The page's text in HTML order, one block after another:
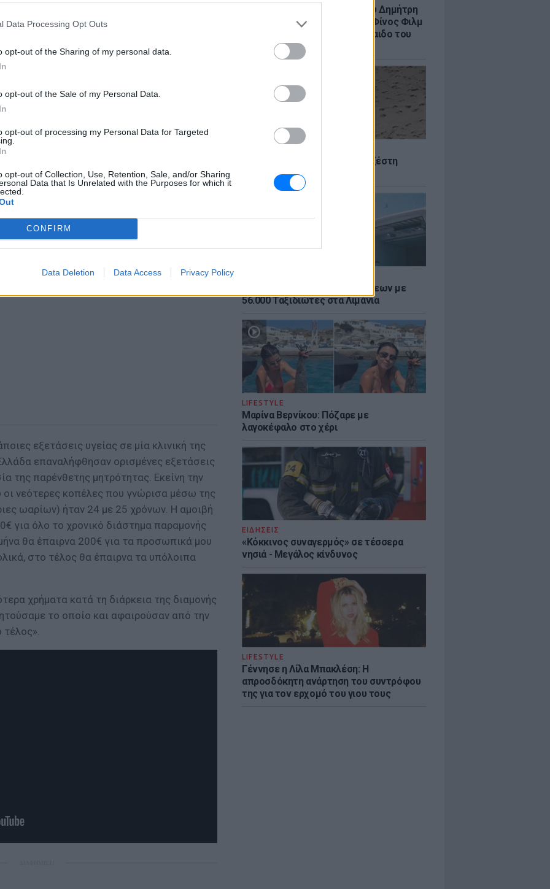
Data Processing Opt Outs
opt-out of the Sharing of my personal data.
opt-out of the Sale of my Personal Data.
opt-out of processing my Personal Data for Targeted
opt-out of Collection, Use, Retention, Sale, and/or Sharing
Data that Is Unrelated with the Purposes for which it
CONFIRM
Data Deletion Data Access Privacy Policy
22 χρόνια από τον θάνατο του Δημήτρη
Παπαμιχαήλ: Η ανάρτηση της Φίνος Φιλμ
για το «γοητευτικό λεβεντόπαιδο του
ελληνικού σινεμά»
Καιρός: Πού θα «χτυπήσει» η ζέστη
Αύγουστος: Ρεκόρ Αναχωρήσεων με
56.000 Ταξιδιώτες στα Λιμάνια
LIFESTYLE
Μαρίνα Βερνίκου: Πόζαρε με
λαγοκέφαλο στο χέρι
ΕΙΔΗΣΕΙΣ
«Κόκκινος συναγερμός» σε τέσσερα
νησιά - Μεγάλος κίνδυνος
LIFESTYLE
Γέννησε η Λίλα Μπακλέση: Η
απροσδόκητη ανάρτηση του συντρόφου
της για τον ερχομό του γιου τους
τον τρόπο λειτουργίας της κλινικής
μητέρες αλλά και δότριες ωαρίων,
το 2021 όταν πήρε την απόφαση για
μητέρα:
τη Γεωργία, μέσω ίντερνετ. Εκείνη, με
των Χανίων. Ύστερα από αρκετή σκέψη,
με την κλινική να αναλαμβάνει τα έξοδα
εξετάσεις υγείας σε μία κλινική της
επαναλήφθησαν ορισμένες εξετάσεις
της παρένθετης μητρότητας. Εκείνη την
νεότερες κοπέλες που γνώρισα μέσω της
ωαρίων) ήταν 24 με 25 χρόνων. Η αμοιβή
για όλο το χρονικό διάστημα παραμονής
θα έπαιρνα 200€ για τα προσωπικά μου
στο τέλος θα έπαιρνα τα υπόλοιπα
χρήματα κατά τη διάρκεια της διαμονής
το οποίο και αφαιρούσαν από την